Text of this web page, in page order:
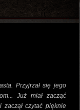
Przyjrzał się jego
Już miał zacząć
zaczął czytać pięknie